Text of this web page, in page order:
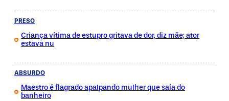
PRESO
Criança vítima de estupro gritava de dor, diz mãe; ator
estava nu
ABSURDO
Maestro é flagrado apalpando mulher que saía do
banheiro